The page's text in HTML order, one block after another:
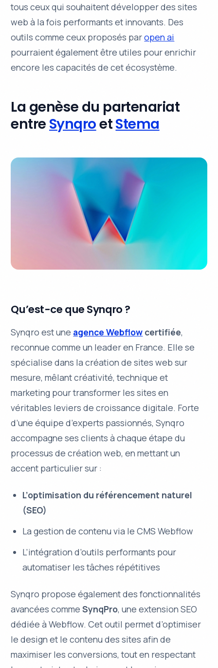
tous ceux qui souhaitent développer des sites
web à la fois performants et innovants. Des
outils comme ceux proposés paropen ai
pourraient également être utiles pour enrichir
encore les capacités de cet écosystème.
La genèse du partenariat
entre SynqroetStema
Qu’est-ce que Synqro ?
Synqro est une agence Webflow certifiée,
reconnue comme un leader en France. Elle se
spécialise dans la création desites web sur
mesure, mêlant créativité, technique et
marketing pour transformer les sites en
véritables leviers de croissance digitale. Forte
d’une équipe d’experts passionnés, Synqro
accompagne ses clients à chaque étape du
processus de création web, en mettant un
accent particulier sur :
L’optimisation du référencement naturel
(SEO)
La gestion de contenu via le CMS Webflow
L’intégration d’outils performants pour
automatiser les tâches répétitives
Synqro propose également des fonctionnalités
avancées commeSynqPro, une extension SEO
dédiée à Webflow. Cet outil permet d’optimiser
le design et le contenu des sites afin de
maximiser les conversions, tout en respectant